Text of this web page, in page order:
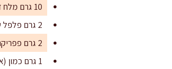
10 גרם מלח דק
2 גרם פלפל שחור טחון
2 גרם פפריקה מתוקה
1 גרם כמון (אופציונלי, מוסיף עומק)